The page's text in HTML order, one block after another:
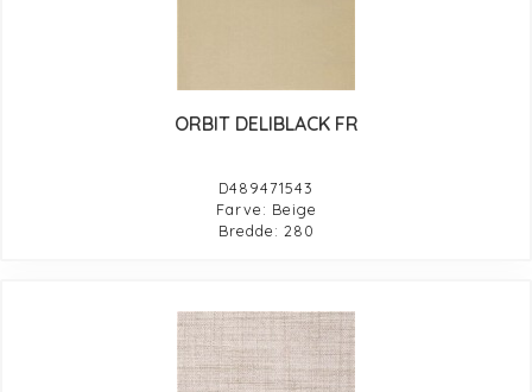
ORBIT DELIBLACK FR
D489471543
Farve: Beige
Bredde: 280